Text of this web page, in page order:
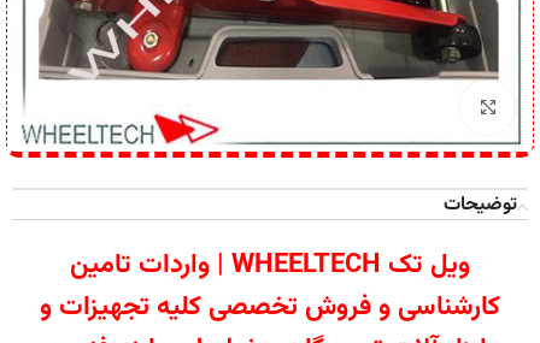
توضیحات
ویل تک WHEELTECH | واردات تامین
کارشناسی و فروش تخصصی کلیه تجهیزات و